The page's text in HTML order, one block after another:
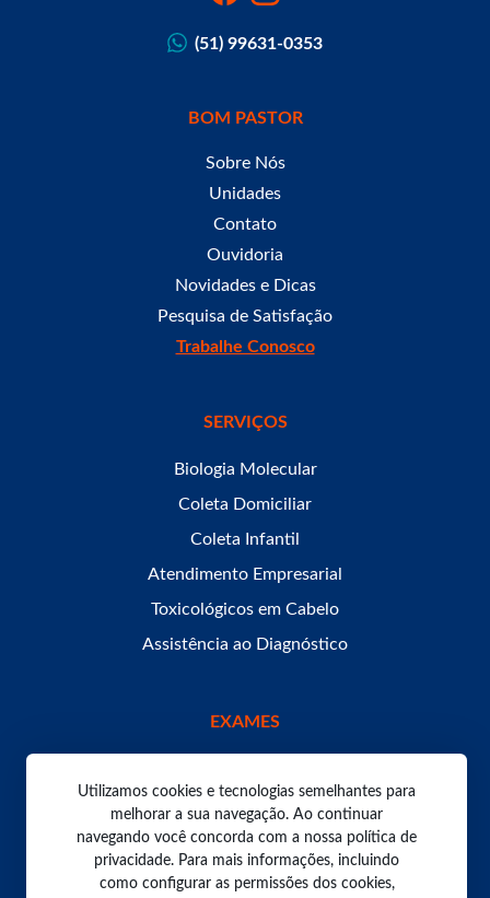
(51) 99631-0353
BOM PASTOR
Sobre Nós
Unidades
Contato
Ouvidoria
Novidades e Dicas
Pesquisa de Satisfação
Trabalhe Conosco
SERVIÇOS
Biologia Molecular
Coleta Domiciliar
Coleta Infantil
Atendimento Empresarial
Toxicológicos em Cabelo
Assistência ao Diagnóstico
EXAMES
Todos os direitos reservados. Laboratório Bom Pastor
2026.
Política de Privacidade
Utilizamos cookies e tecnologias semelhantes para
melhorar a sua navegação. Ao continuar
navegando você concorda com a nossa política de
privacidade. Para mais informações, incluindo
como configurar as permissões dos cookies,